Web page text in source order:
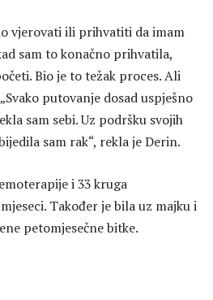
vjerovati ili prihvatiti da imam
sam to konačno prihvatila,
Bio je to težak proces. Ali
putovanje dosad uspješno
sam sebi. Uz podršku svojih
sam rak“, rekla je Derin.
i 33 kruga
Također je bila uz majku i
petomjesečne bitke.